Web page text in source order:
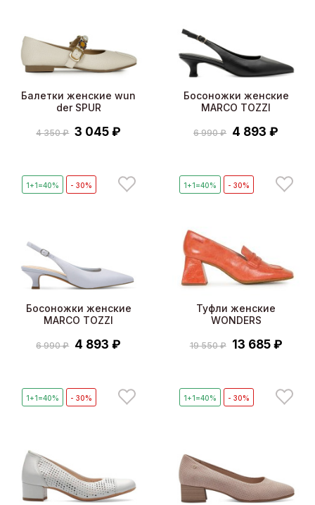
Балетки женские wun
der SPUR
4 350 ₽ 3 045 ₽
Босоножки женские
MARCO TOZZI
6 990 ₽ 4 893 ₽
1+1=40% - 30%
Босоножки женские
MARCO TOZZI
6 990 ₽ 4 893 ₽
1+1=40% - 30%
Туфли женские
WONDERS
19 550 ₽ 13 685 ₽
1+1=40% - 30% 1+1=40% - 30%